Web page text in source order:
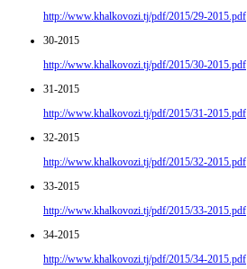
http://www.khalkovozi.tj/pdf/2015/29-2015.pdf
30-2015
http://www.khalkovozi.tj/pdf/2015/30-2015.pdf
31-2015
http://www.khalkovozi.tj/pdf/2015/31-2015.pdf
32-2015
http://www.khalkovozi.tj/pdf/2015/32-2015.pdf
33-2015
http://www.khalkovozi.tj/pdf/2015/33-2015.pdf
34-2015
http://www.khalkovozi.tj/pdf/2015/34-2015.pdf